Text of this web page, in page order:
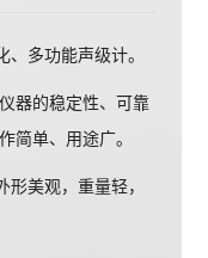
多功能声级计。
器的稳定性、可靠
简单、用途广。
美观，重量轻，